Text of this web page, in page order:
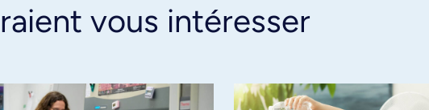
vous intéresser